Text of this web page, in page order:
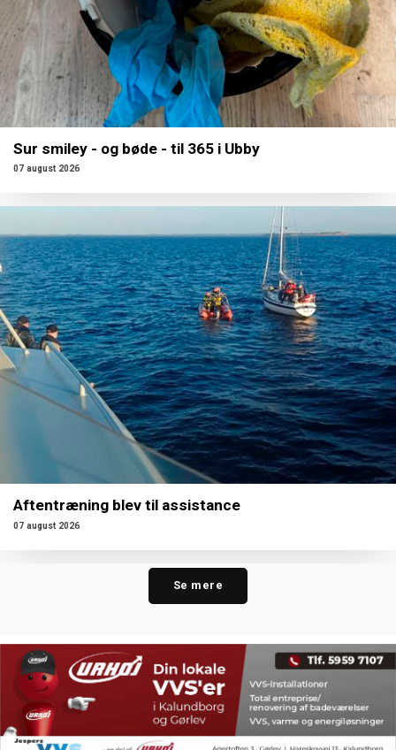
Sur smiley - og bøde - til 365 i Ubby
07 august 2026
Aftentræning blev til assistance
07 august 2026
Se mere